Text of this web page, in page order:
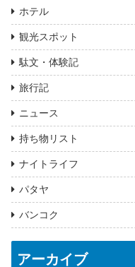
ホテル
観光スポット
駄文・体験記
旅行記
ニュース
持ち物リスト
ナイトライフ
パタヤ
バンコク
アーカイブ